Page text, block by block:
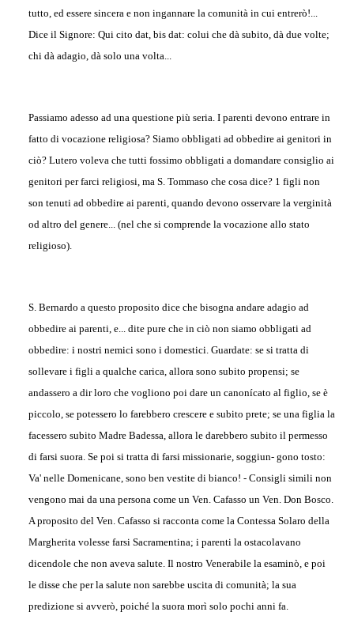
tutto, ed essere sincera e non ingannare la comunità in cui entrerò!...
Dice il Signore: Qui cito dat, bis dat: colui che dà subito, dà due volte;
chi dà adagio, dà solo una volta...
Passiamo adesso ad una questione più seria. I parenti devono entrare in
fatto di vocazione religiosa? Siamo obbligati ad obbedire ai genitori in
ciò? Lutero voleva che tutti fossimo obbligati a domandare consiglio ai
genitori per farci religiosi, ma S. Tommaso che cosa dice? 1 figli non
son tenuti ad obbedire ai parenti, quando devono osservare la verginità
od altro del genere... (nel che si comprende la vocazione allo stato
religioso).
S. Bernardo a questo proposito dice che bisogna andare adagio ad
obbedire ai parenti, e... dite pure che in ciò non siamo obbligati ad
obbedire: i nostri nemici sono i domestici. Guardate: se si tratta di
sollevare i figli a qualche carica, allora sono subito propensi; se
andassero a dir loro che vogliono poi dare un canonícato al figlio, se è
piccolo, se potessero lo farebbero crescere e subito prete; se una figlia la
facessero subito Madre Badessa, allora le darebbero subito il permesso
di farsi suora. Se poi si tratta di farsi missionarie, soggiun- gono tosto:
Va' nelle Domenicane, sono ben vestite di bianco! - Consigli simili non
vengono mai da una persona come un Ven. Cafasso un Ven. Don Bosco.
A proposito del Ven. Cafasso si racconta come la Contessa Solaro della
Margherita volesse farsi Sacramentina; i parenti la ostacolavano
dicendole che non aveva salute. Il nostro Venerabile la esaminò, e poi
le disse che per la salute non sarebbe uscita di comunità; la sua
predizione si avverò, poiché la suora morì solo pochi anni fa.